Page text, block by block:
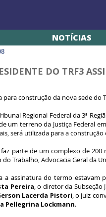
NOTÍCIAS
DO TRF3
para construção da nova sede do
Regional Federal da 3ª
um terreno da Justiça Federal
será utilizada para a
parte de um complexo de 200
Trabalho, Advocacia Geral da
a assinatura do termo estavam
Pereira, o diretor da Subseção
Lacerda Pistori, o juiz
Pellegrina Lockmann.